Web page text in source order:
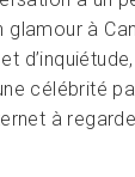
glamour à
célébrité
à